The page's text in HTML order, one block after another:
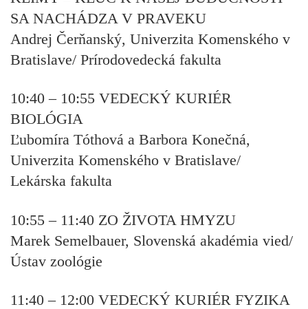
SA NACHÁDZA V PRAVEKU
Andrej Čerňanský, Univerzita Komenského v
Bratislave/ Prírodovedecká fakulta
10:40 – 10:55 VEDECKÝ KURIÉR
BIOLÓGIA
Ľubomíra Tóthová a Barbora Konečná,
Univerzita Komenského v Bratislave/
Lekárska fakulta
10:55 – 11:40 ZO ŽIVOTA HMYZU
Marek Semelbauer, Slovenská akadémia vied/
Ústav zoológie
11:40 – 12:00 VEDECKÝ KURIÉR FYZIKA